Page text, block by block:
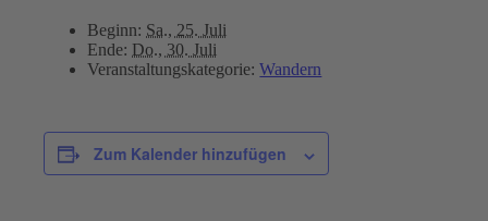
Beginn: Sa., 25. Juli
Ende: Do., 30. Juli
Veranstaltungskategorie: Wandern
Zum Kalender hinzufügen